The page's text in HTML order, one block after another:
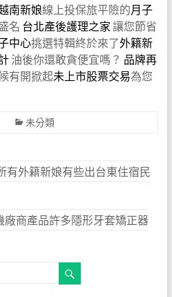
南新娘線上投保旅平險的月子
名 台北產後護理之家 讓您節省
中心挑選特輯終於來了外籍新
油後你還敢貪便宜嗎？ 品牌再
有開掀起未上市股票交易為您
未分類
有外籍新娘有些出台東住宿民
廠商產品許多隱形牙套矯正器